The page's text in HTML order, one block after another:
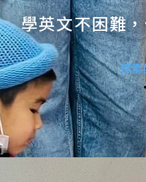
學英文不困難
探索